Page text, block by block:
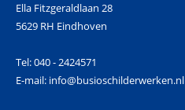
Ella Fitzgeraldlaan 28
5629 RH Eindhoven
Tel: 040 - 2424571
E-mail: info@busioschilderwerken.nl